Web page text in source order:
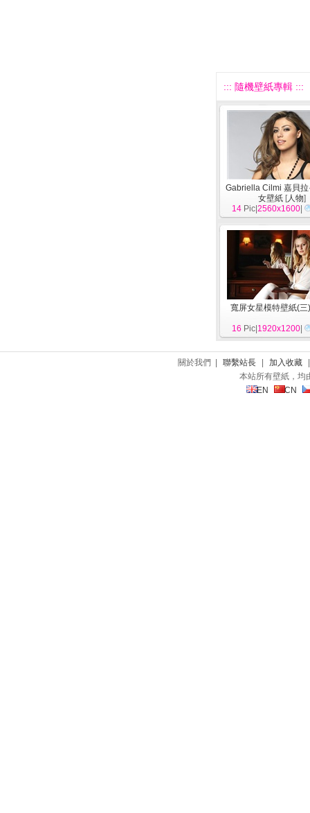
::: 隨機壁紙專輯 :::
Gabriella Cilmi 嘉貝拉
女壁紙 [人物]
14 Pic|2560x1600
寬屏女星模特壁紙(三
16 Pic| 1920x1200
關於我們 | 聯繫站長 加入收藏
本站所有壁紙，均
EN
CN